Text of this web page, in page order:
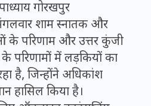
गोरखपुर
मंगलवार शाम स्नातक और
के परिणाम और उत्तर कुंजी
के परिणामों में लड़कियों का
है, जिन्होंने अधिकांश
हासिल किया है।